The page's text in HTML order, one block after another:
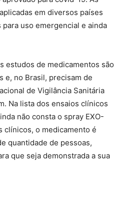
em diversos países
uso emergencial e ainda
estudos de medicamentos são
e, no Brasil, precisam de
de Vigilância Sanitária
Na lista dos ensaios clínicos
não consta o spray EXO-
clínicos, o medicamento é
quantidade de pessoas,
que seja demonstrada a sua